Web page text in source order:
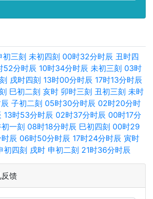
初三刻 未初四刻 00时32分时辰 丑时四
52分时辰 10时34分时辰 未初三刻 03时
戌时四刻 13时00分时辰 17时13分时辰
巳初二刻 亥时 卯时三刻 丑初三刻 未时
子初二刻 05时30分时辰 02时20分时
13时53分时辰 02时37分时辰 00时17分
一刻 08时18分时辰 巳初四刻 00时29
辰 06时50分时辰 17时24分时辰 寅时
初四刻 戌时 申初二刻 21时36分时辰
馈